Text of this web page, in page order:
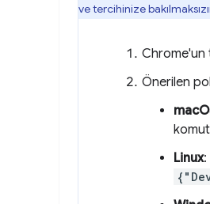
ve tercihinize
Chrome'un
Önerilen
Linux: